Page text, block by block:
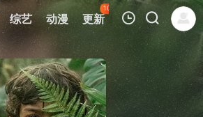
综艺 动漫 更新
108
热榜 APP
记录